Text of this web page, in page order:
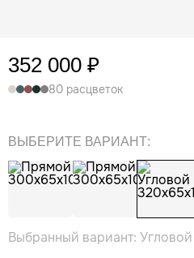
352 000 ₽
80 расцветок
ВЫБЕРИТЕ ВАРИАНТ:
Выбранный вариант: